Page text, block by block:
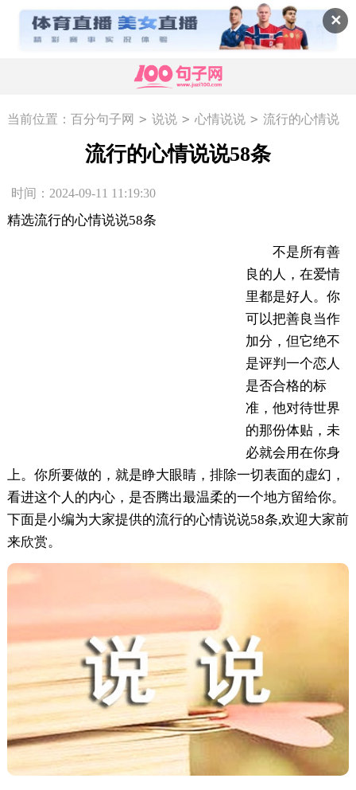
✕
当前位置： 百分句子网 > 说说 > 心情说说 > 流行的心情说
流行的心情说说58条
时间：2024-09-11 11:19:30
精选流行的心情说说58条
不是所有善
良的人，在爱情
里都是好人。你
可以把善良当作
加分，但它绝不
是评判一个恋人
是否合格的标
准，他对待世界
的那份体贴，未
必就会用在你身
上。你所要做的，就是睁大眼睛，排除一切表面的虚幻，
看进这个人的内心，是否腾出最温柔的一个地方留给你。
下面是小编为大家提供的流行的心情说说58条,欢迎大家前
来欣赏。